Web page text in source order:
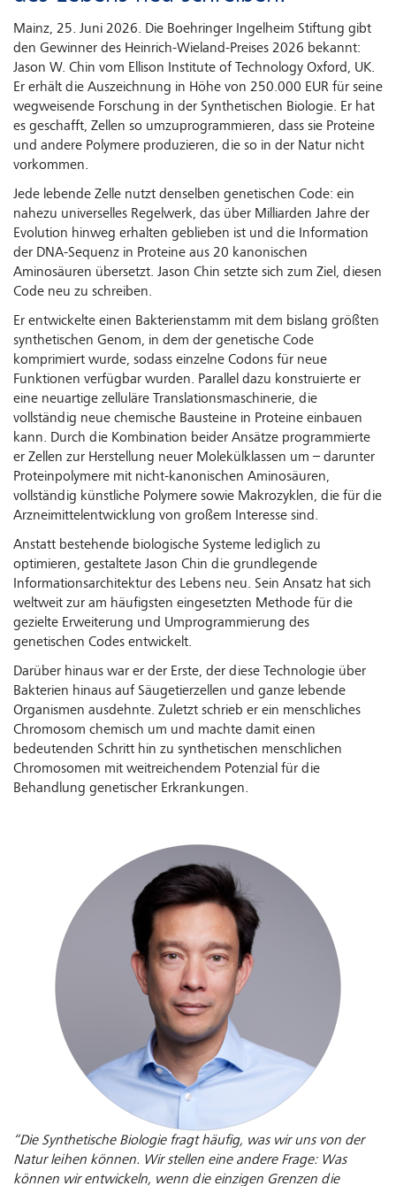
Mainz, 25. Juni 2026. Die Boehringer Ingelheim Stiftung gibt
den Gewinner des Heinrich-Wieland-Preises 2026 bekannt:
Jason W. Chin vom Ellison Institute of Technology Oxford, UK.
Er erhält die Auszeichnung in Höhe von 250.000 EUR für seine
wegweisende Forschung in der Synthetischen Biologie. Er hat
es geschafft, Zellen so umzuprogrammieren, dass sie Proteine
und andere Polymere produzieren, die so in der Natur nicht
vorkommen.
Jede lebende Zelle nutzt denselben genetischen Code: ein
nahezu universelles Regelwerk, das über Milliarden Jahre der
Evolution hinweg erhalten geblieben ist und die Information
der DNA-Sequenz in Proteine aus 20 kanonischen
Aminosäuren übersetzt. Jason Chin setzte sich zum Ziel, diesen
Code neu zu schreiben.
Er entwickelte einen Bakterienstamm mit dem bislang größten
synthetischen Genom, in dem der genetische Code
komprimiert wurde, sodass einzelne Codons für neue
Funktionen verfügbar wurden. Parallel dazu konstruierte er
eine neuartige zelluläre Translationsmaschinerie, die
vollständig neue chemische Bausteine in Proteine einbauen
kann. Durch die Kombination beider Ansätze programmierte
er Zellen zur Herstellung neuer Molekülklassen um – darunter
Proteinpolymere mit nicht-kanonischen Aminosäuren,
vollständig künstliche Polymere sowie Makrozyklen, die für die
Arzneimittelentwicklung von großem Interesse sind.
Anstatt bestehende biologische Systeme lediglich zu
optimieren, gestaltete Jason Chin die grundlegende
Informationsarchitektur des Lebens neu. Sein Ansatz hat sich
weltweit zur am häufigsten eingesetzten Methode für die
gezielte Erweiterung und Umprogrammierung des
genetischen Codes entwickelt.
Darüber hinaus war er der Erste, der diese Technologie über
Bakterien hinaus auf Säugetierzellen und ganze lebende
Organismen ausdehnte. Zuletzt schrieb er ein menschliches
Chromosom chemisch um und machte damit einen
bedeutenden Schritt hin zu synthetischen menschlichen
Chromosomen mit weitreichendem Potenzial für die
Behandlung genetischer Erkrankungen.
“Die Synthetische Biologie fragt häufig, was wir uns von der
Natur leihen können. Wir stellen eine andere Frage: Was
können wir entwickeln, wenn die einzigen Grenzen die